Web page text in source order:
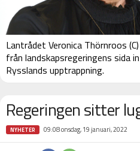
Lantrådet Veronica Thörnroos
från landskapsregeringens sida
Rysslands upptrappning.
Regeringen sitter
NYHETER 09:08 onsdag, 19 januari, 2022